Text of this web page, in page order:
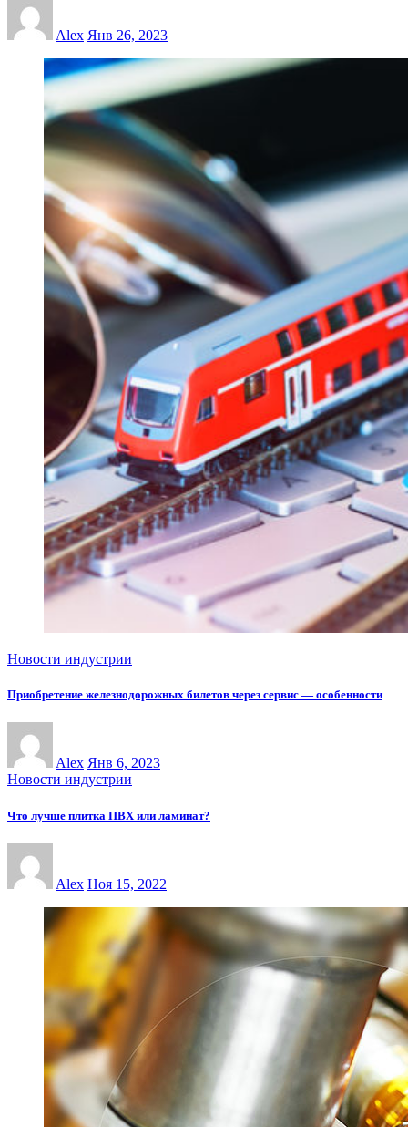
Alex Янв 26, 2023
Новости индустрии
Приобретение железнодорожных билетов через сервис — особенности
Alex Янв 6, 2023
Новости индустрии
Что лучше плитка ПВХ или ламинат?
Alex Ноя 15, 2022